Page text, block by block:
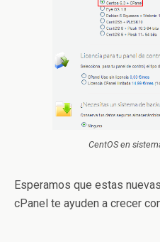
CentOS en
Esperamos que estas
cPanel te ayuden a crecer